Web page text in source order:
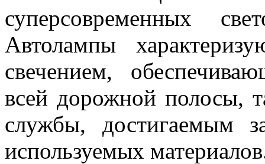
суперсовременных
Автолампы
свечением,
всей дорожной полосы,
службы, достигаемым
используемых